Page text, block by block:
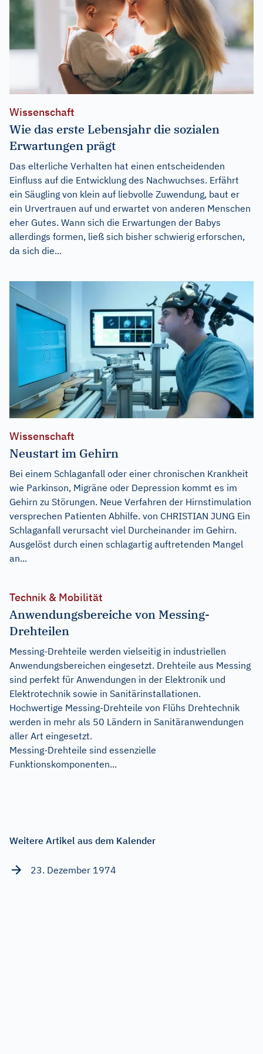
Wissenschaft
Wie das erste Lebensjahr die sozialen
Erwartungen prägt
Das elterliche Verhalten hat einen entscheidenden
Einfluss auf die Entwicklung des Nachwuchses. Erfährt
ein Säugling von klein auf liebvolle Zuwendung, baut er
ein Urvertrauen auf und erwartet von anderen Menschen
eher Gutes. Wann sich die Erwartungen der Babys
allerdings formen, ließ sich bisher schwierig erforschen,
da sich die...
Wissenschaft
Neustart im Gehirn
Bei einem Schlaganfall oder einer chronischen Krankheit
wie Parkinson, Migräne oder Depression kommt es im
Gehirn zu Störungen. Neue Verfahren der Hirnstimulation
versprechen Patienten Abhilfe. von CHRISTIAN JUNG Ein
Schlaganfall verursacht viel Durcheinander im Gehirn.
Ausgelöst durch einen schlagartig auftretenden Mangel
an...
Technik & Mobilität
Anwendungsbereiche von Messing-
Drehteilen
Messing-Drehteile werden vielseitig in industriellen
Anwendungsbereichen eingesetzt. Drehteile aus Messing
sind perfekt für Anwendungen in der Elektronik und
Elektrotechnik sowie in Sanitärinstallationen.
Hochwertige Messing-Drehteile von Flühs Drehtechnik
werden in mehr als 50 Ländern in Sanitäranwendungen
aller Art eingesetzt.
Messing-Drehteile sind essenzielle
Funktionskomponenten...
Weitere Artikel aus dem Kalender
23. Dezember 1974